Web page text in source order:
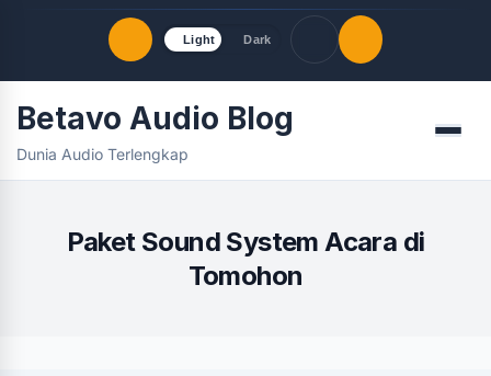
Light Dark
Quick Links
LATEST UPDATES
FOLLOW US
Betavo Audio Blog
Dunia Audio Terlengkap
Menu
Paket Sound System Acara di
Tomohon